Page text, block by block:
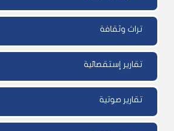
تراث وثقافة
تقارير إستقصائية
تقارير صوتية